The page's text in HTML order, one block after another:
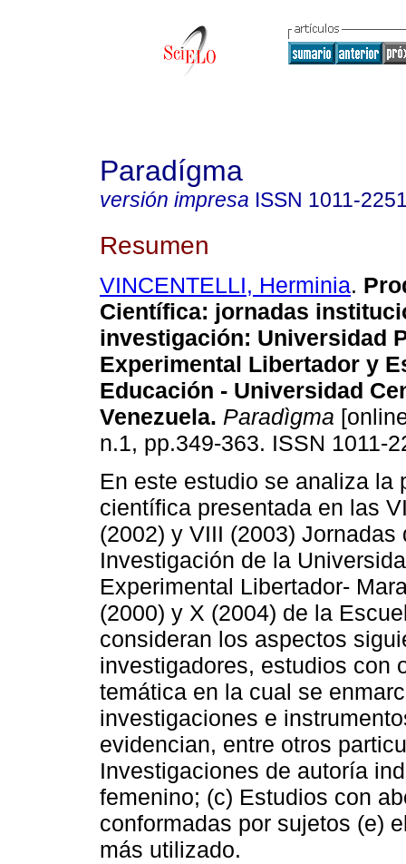
Paradígma
versión impresa ISSN 1011-
Resumen
VINCENTELLI, Herminia.
Científica: jornadas
investigación: Universidad
Experimental Libertador y
Educación - Universidad
Venezuela. Paradìgma
n.1, pp.349-363. ISSN 1011-
En este estudio se analiza la
científica presentada en las
(2002) y VIII (2003) Jornadas
Investigación de la
Experimental Libertador-
(2000) y X (2004) de la
consideran los aspectos
investigadores, estudios con
temática en la cual se
investigaciones e
evidencian, entre otros
Investigaciones de autoría
femenino; (c) Estudios con
conformadas por sujetos (e)
más utilizado.